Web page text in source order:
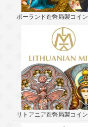
ポーランド造幣局製コイン
リトアニア造幣局製コイン